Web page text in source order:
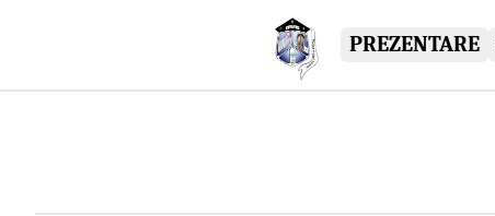
PREZENTARE